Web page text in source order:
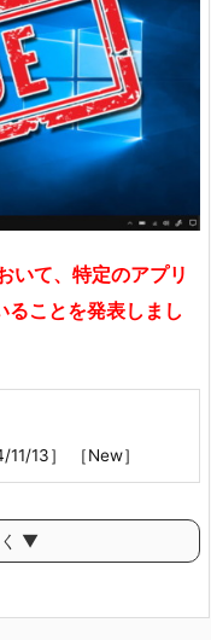
て、特定のアプリ
ることを発表しまし
13］ ［New］
く ▼